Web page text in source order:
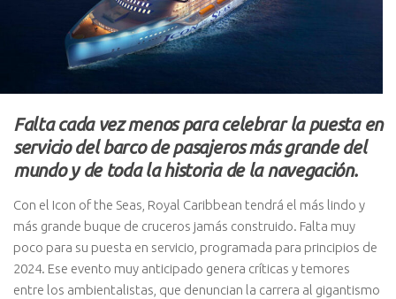
Falta cada vez menos para celebrar la puesta en
servicio del barco de pasajeros más grande del
mundo y de toda la historia de la navegación.
Con el Icon of the Seas, Royal Caribbean tendrá el más lindo y
más grande buque de cruceros jamás construido. Falta muy
poco para su puesta en servicio, programada para principios de
2024. Ese evento muy anticipado genera críticas y temores
entre los ambientalistas, que denuncian la carrera al gigantismo